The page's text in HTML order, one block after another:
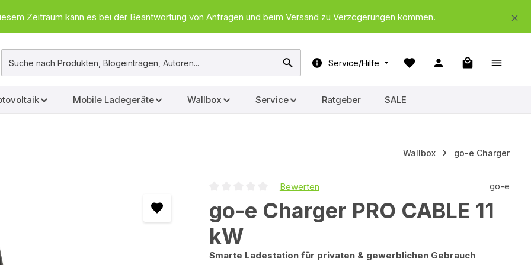
Zeitraum kann es bei der Beantwortung von Anfragen und beim Versand zu Verzögerungen kommen.
Service/Hilfe
Warenkorb
Mobile Ladegeräte Wallbox Service Ratgeber SALE
Wallbox go-e Charger
Bewerten go-e
go-e Charger PRO CABLE 11
kW
Smarte Ladestation für privaten & gewerblichen Gebrauch